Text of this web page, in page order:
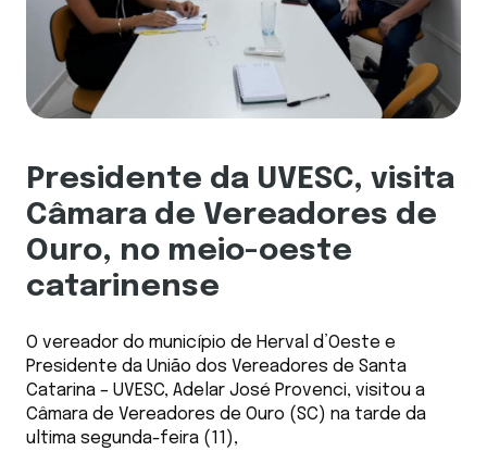
Presidente da UVESC, visita
Câmara de Vereadores de
Ouro, no meio-oeste
catarinense
O vereador do município de Herval d’Oeste e
Presidente da União dos Vereadores de Santa
Catarina – UVESC, Adelar José Provenci, visitou a
Câmara de Vereadores de Ouro (SC) na tarde da
ultima segunda-feira (11),